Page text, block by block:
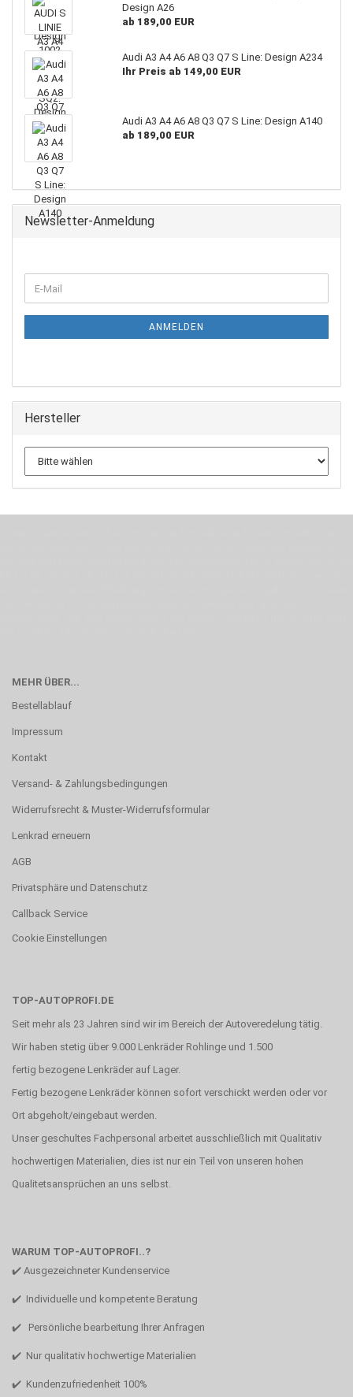
Design A26
ab 189,00 EUR
Audi A3 A4 A6 A8 Q3 Q7 S Line: Design A234
Ihr Preis ab 149,00 EUR
Audi A3 A4 A6 A8 Q3 Q7 S Line: Design A140
ab 189,00 EUR
Newsletter-Anmeldung
ZUR
E-
Mail
ANMELDEN
Hersteller
MEHR ÜBER...
Bestellablauf
Impressum
Kontakt
Versand- & Zahlungsbedingungen
Widerrufsrecht & Muster-Widerrufsformular
Lenkrad erneuern
AGB
Privatsphäre und Datenschutz
Callback Service
Cookie Einstellungen
TOP-AUTOPROFI.DE
Seit mehr als 23 Jahren sind wir im Bereich der Autoveredelung tätig.
Wir haben stetig über 9.000 Lenkräder Rohlinge und 1.500
fertig bezogene Lenkräder auf Lager.
Fertig bezogene Lenkräder können sofort verschickt werden oder vor
Ort abgeholt/eingebaut werden.
Unser geschultes Fachpersonal arbeitet ausschließlich mit Qualitativ
hochwertigen Materialien, dies ist nur ein Teil von unseren hohen
Qualitetsansprüchen an uns selbst.
WARUM TOP-AUTOPROFI..?
✔️ Ausgezeichneter Kundenservice
✔️ Individuelle und kompetente Beratung
✔️ Persönliche bearbeitung Ihrer Anfragen
✔️ Nur qualitativ hochwertige Materialien
✔️ Kundenzufriedenheit 100%